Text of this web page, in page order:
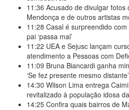
11:36 Acusado de divulgar
Mendonça e de outros artistas
11:28 Casal é surpreendido
pai ‘passa mal’
11:22 UEA e Sejusc lançam
atendimento a Pessoas com
11:09 Bruna Biancardi ganha
‘Se fez presente mesmo distante’
14:30 Wilson Lima entrega
revitalizado à população idosa
14:25 Confira quais bairros de